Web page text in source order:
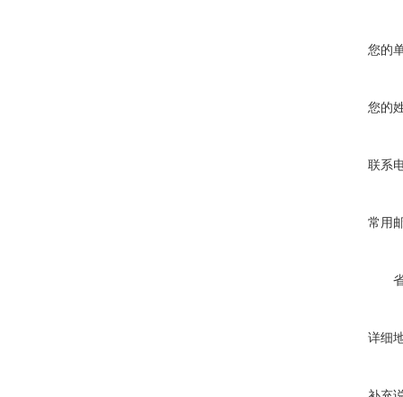
您的
您的
联系
常用
详细